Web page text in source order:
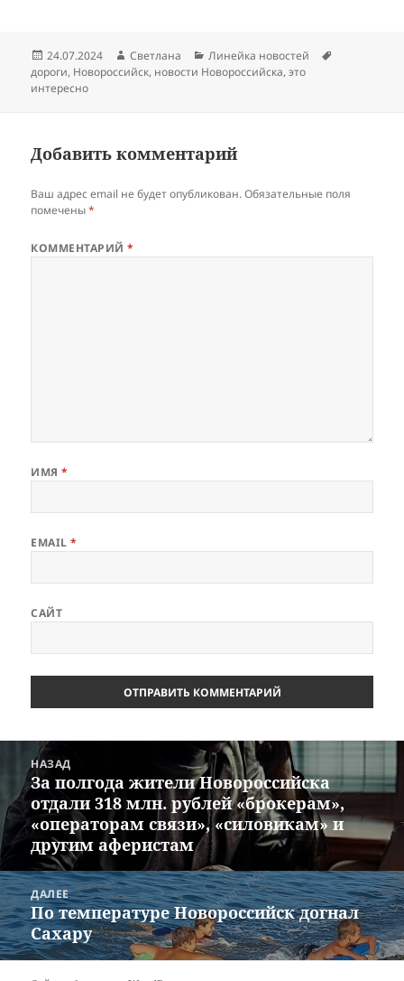
Опубликовано
24.07.2024 Автор
Светлана Рубрики
Линейка новостей
дороги, Новороссийск, новости Новороссийска,это
интересно
Добавить комментарий
Ваш адрес email не будет опубликован. Обязательные поля
помечены*
КОММЕНТАРИЙ*
ИМЯ*
EMAIL*
САЙТ
Навигация
записям
НАЗАД
Предыдущая
запись:
За полгода жители Новороссийска
отдали 318 млн. рублей «брокерам»,
«операторам связи», «силовикам» и
другим аферистам
ДАЛЕЕ
Следующая
запись:
По температуре Новороссийск догнал
Сахару